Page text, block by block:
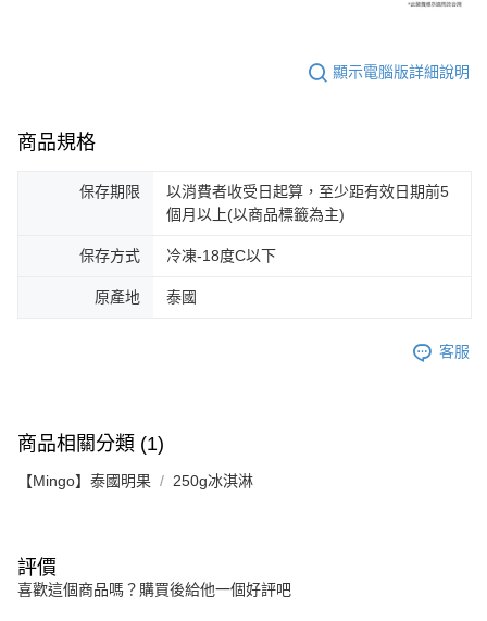
顯示電腦版詳細說明
商品規格
保存期限
以消費者收受日起算，至少距有效日期前5
個月以上(以商品標籤為主)
保存方式 冷凍-18度C以下
原產地 泰國
客服
商品相關分類 (1)
【Mingo】泰國明果 250g冰淇淋
評價
喜歡這個商品嗎？購買後給他一個好評吧